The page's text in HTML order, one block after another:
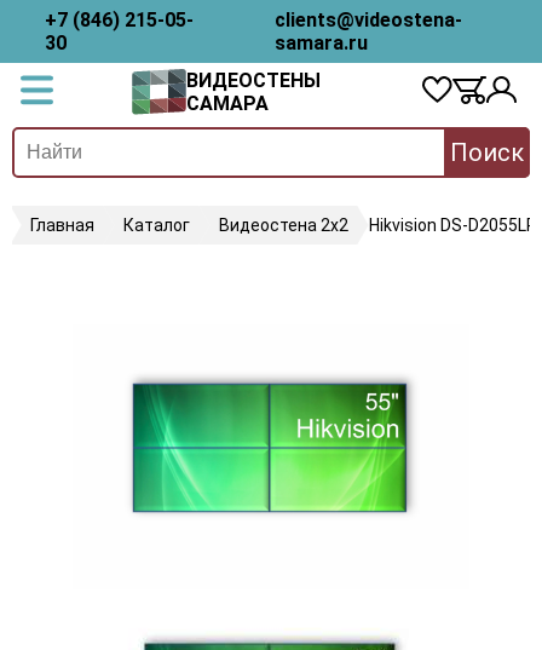
+7 (846) 215-05-
30
clients@videostena-
samara.ru
ВИДЕОСТЕНЫ
САМАРА
Поиск
Главная Каталог Видеостена 2x2 Hikvision DS-